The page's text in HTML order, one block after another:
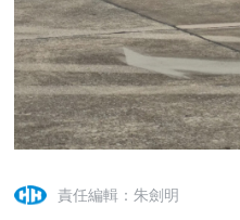
責任編輯：朱劍明